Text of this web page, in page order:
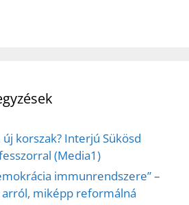
korszak? Interjú Sükösd
(Media1)
immunrendszere” –
arról, miképp reformálná